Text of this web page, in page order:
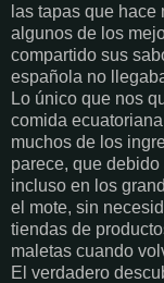
las tapas que
algunos de los
compartido sus
española no
Lo único que nos
comida
muchos de los
parece, que
incluso en los
el mote, sin
tiendas de
maletas cuando
El verdadero